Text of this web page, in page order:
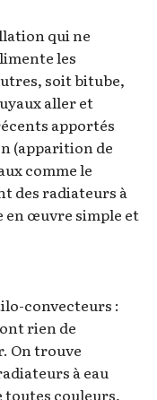
qui ne
les
soit bitube,
aller et
apportés
(apparition de
comme le
des radiateurs à
en œuvre simple et
convecteurs :
rien de
On trouve
à eau
toutes couleurs,